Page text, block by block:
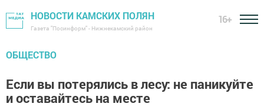
НОВОСТИ КАМСКИХ ПОЛЯН
Газета "Посинформ" - Нижнекамский район
16+
ОБЩЕСТВО
Если вы потерялись в лесу: не паникуйте
и оставайтесь на месте